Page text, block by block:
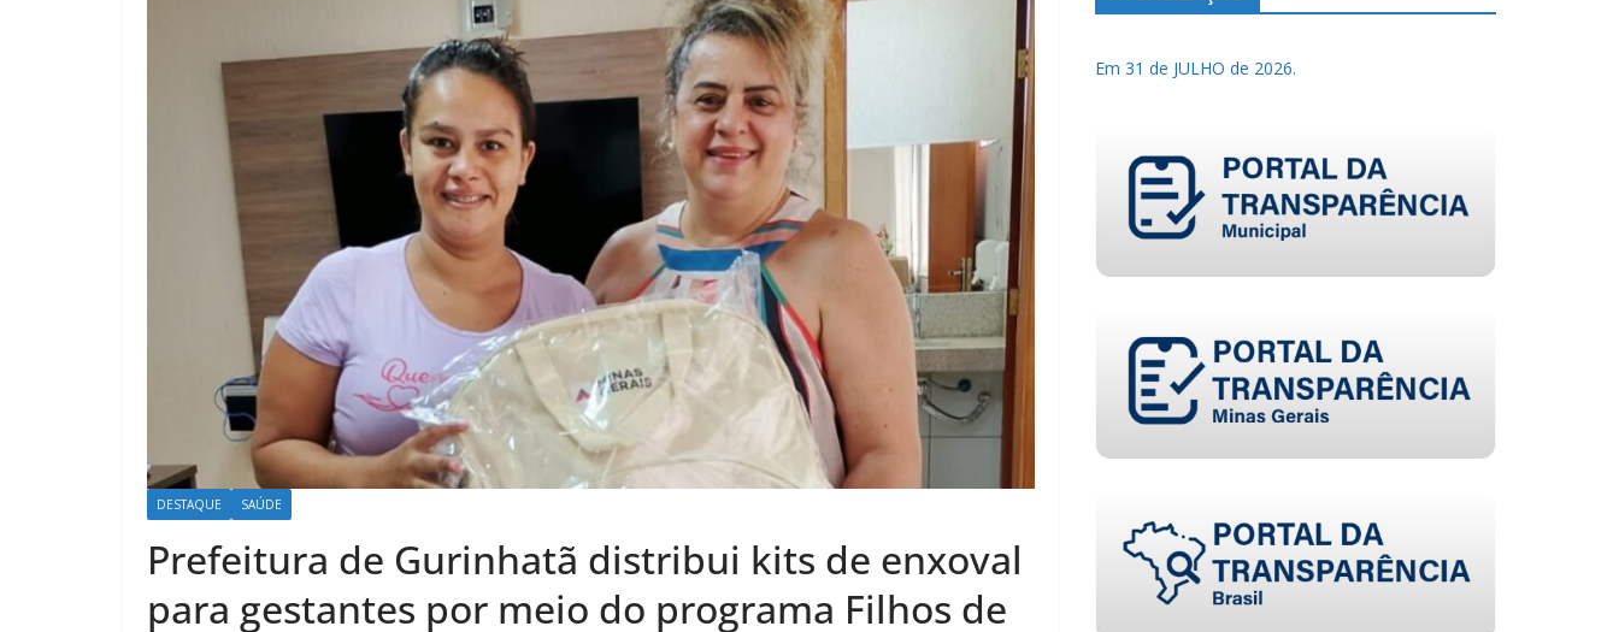
DESTAQUE SAÚDE
Prefeitura de Gurinhatã distribui kits de enxoval
para gestantes por meio do programa Filhos de
Em 31 de JULHO de 2026.